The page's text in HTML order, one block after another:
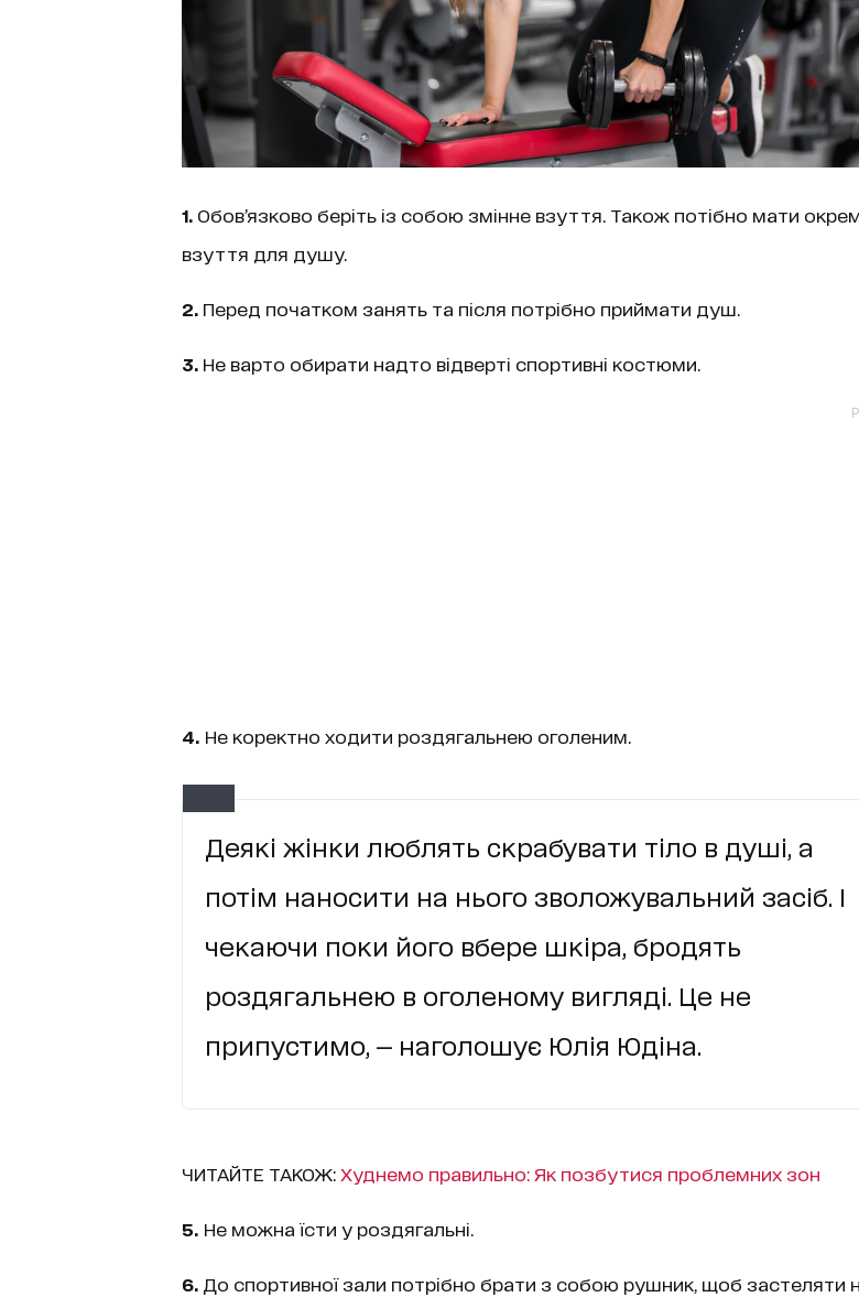
1.Обов’язково беріть із собою змінне взуття. Також потібно мати
взуття для душу.
2.Перед початком занять та після потрібно приймати душ.
3.Не варто обирати надто відверті спортивні костюми.
4. Не коректно ходити роздягальнею оголеним.
Деякі жінки люблять скрабувати тіло в душі, а
потім наносити на нього зволожувальний засіб. І
чекаючи поки його вбере шкіра, бродять
роздягальнею в оголеному вигляді. Це не
припустимо, — наголошує Юлія Юдіна.
ЧИТАЙТЕ ТАКОЖ: Худнемо правильно: Як позбутися проблемних зон
5. Не можна їсти у роздягальні.
6.До спортивної зали потрібно брати з собою рушник, щоб застеляти